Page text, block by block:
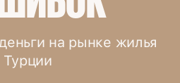
на рынке жилья
Турции